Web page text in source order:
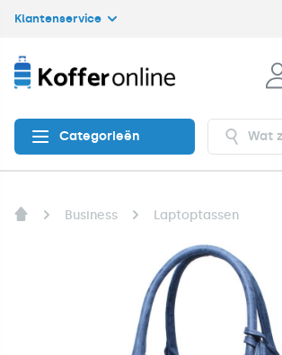
Klantenservice
Categorieën
Business Laptoptassen